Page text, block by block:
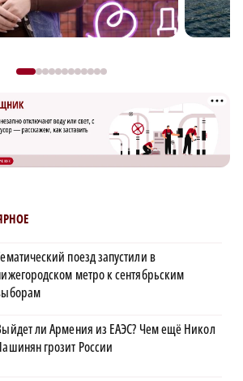
поезд запустили в
метро к сентябрьским
ли Армения из ЕАЭС? Чем ещё Никол
грозит России